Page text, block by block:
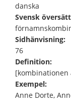
danska
Svensk
Sidhänvisning:
76
Definition:
[kombinationen
Exempel:
Anne Dorte,